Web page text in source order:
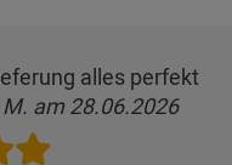
alles perfekt
M. am 28.06.2026